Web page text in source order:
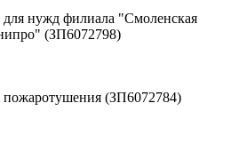
для нужд филиала "Смоленская
(ЗП6072798)
пожаротушения (ЗП6072784)